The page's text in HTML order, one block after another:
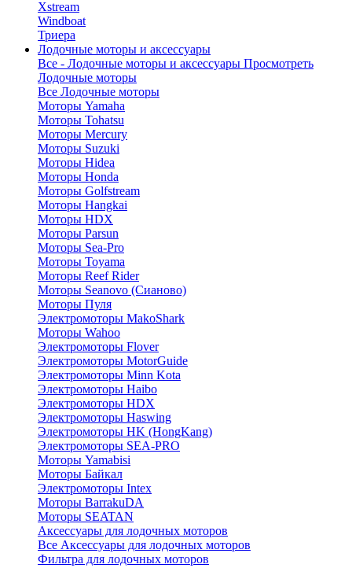
Xstream
Windboat
Триера
Лодочные моторы и аксессуары
Все - Лодочные моторы и аксессуары Просмотреть
Лодочные моторы
Все Лодочные моторы
Моторы Yamaha
Моторы Tohatsu
Моторы Mercury
Моторы Suzuki
Моторы Hidea
Моторы Honda
Моторы Golfstream
Моторы Hangkai
Моторы HDX
Моторы Parsun
Моторы Sea-Pro
Моторы Toyama
Моторы Reef Rider
Моторы Seanovo (Сианово)
Моторы Пуля
Электромоторы MakoShark
Моторы Wahoo
Электромоторы Flover
Электромоторы MotorGuide
Электромоторы Minn Kota
Электромоторы Haibo
Электромоторы HDX
Электромоторы Haswing
Электромоторы HK (HongKang)
Электромоторы SEA-PRO
Моторы Yamabisi
Моторы Байкал
Электромоторы Intex
Моторы BarrakuDA
Моторы SEATAN
Аксессуары для лодочных моторов
Все Аксессуары для лодочных моторов
Фильтра для лодочных моторов